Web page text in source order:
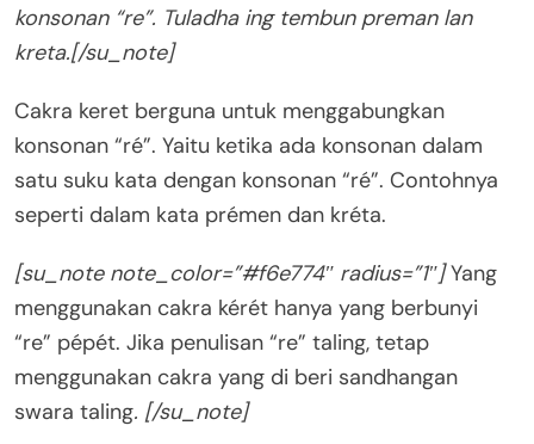
konsonan “re”. Tuladha ing tembun preman lan
kreta.[/su_note]
Cakra keret berguna untuk menggabungkan
konsonan “ré”. Yaitu ketika ada konsonan dalam
satu suku kata dengan konsonan “ré”. Contohnya
seperti dalam kata prémen dan kréta.
[su_note note_color=”#f6e774″ radius=”1″]Yang
menggunakan cakra kérét hanya yang berbunyi
“re” pépét. Jika penulisan “re” taling, tetap
menggunakan cakra yang di beri sandhangan
swara taling. [/su_note]